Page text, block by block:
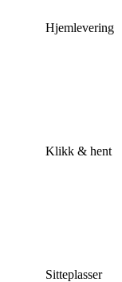
Hjemlevering
Klikk & hent
Sitteplasser